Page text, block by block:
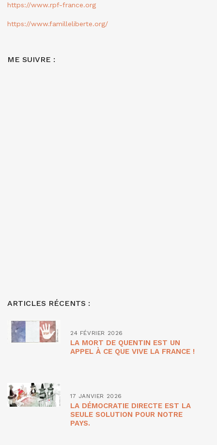
https://www.rpf-france.org
https://www.familleliberte.org/
ME SUIVRE :
ARTICLES RÉCENTS :
24 FÉVRIER 2026
LA MORT DE QUENTIN EST UN
APPEL À CE QUE VIVE LA FRANCE !
17 JANVIER 2026
LA DÉMOCRATIE DIRECTE EST LA
SEULE SOLUTION POUR NOTRE
PAYS.